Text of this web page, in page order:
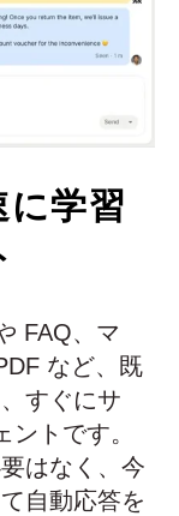
に学習
FAQ、マ
など、既
すぐにサ
トです。
はなく、今
自動応答を